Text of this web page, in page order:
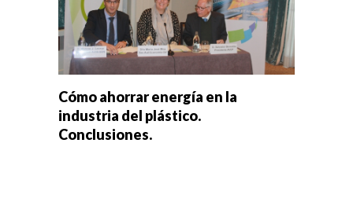
Cómo ahorrar energía en la
industria del plástico.
Conclusiones.